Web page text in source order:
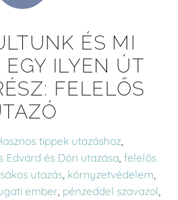
ÉS MI
ILYEN ÚT
FELELŐS
tippek utazáshoz,
Edvárd és Dóri utazása, felelős
utazás, környzetvédelem,
ember, pénzeddel szavazol,